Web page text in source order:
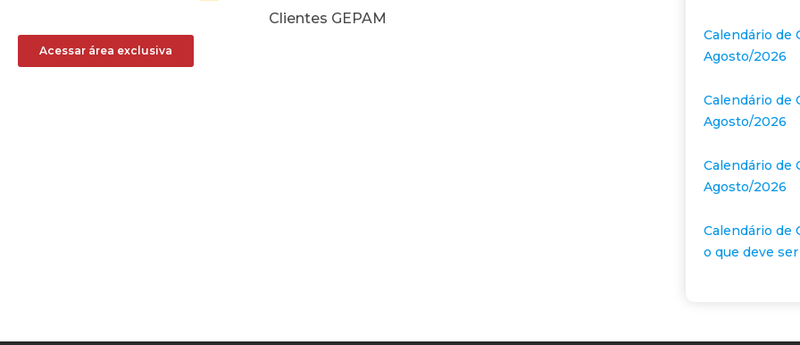
Clientes GEPAM
Acessar área exclusiva
Calendário de
Agosto/2026
Calendário de
Agosto/2026
Calendário de
Agosto/2026
Calendário de
o que deve